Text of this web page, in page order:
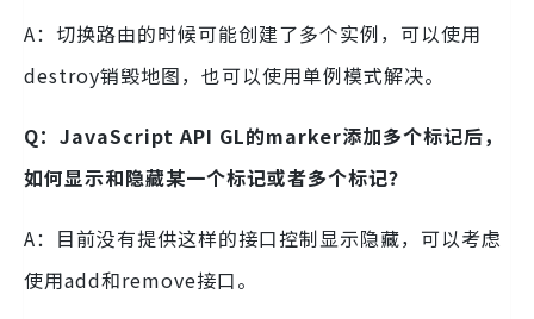
A：切换路由的时候可能创建了多个实例，可以使用
destroy销毁地图，也可以使用单例模式解决。
Q：JavaScript API GL的marker添加多个标记后，
如何显示和隐藏某一个标记或者多个标记？
A：目前没有提供这样的接口控制显示隐藏，可以考虑
使用add和remove接口。